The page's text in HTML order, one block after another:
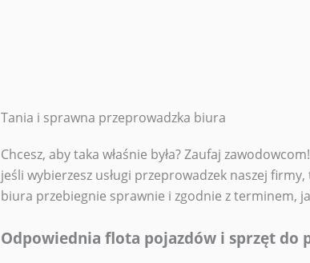
Tania i sprawna przeprowadzka biura
Chcesz, aby taka właśnie była? Zaufaj
jeśli wybierzesz usługi przeprowadzek naszej
biura przebiegnie sprawnie i zgodnie z terminem,
Odpowiednia flota pojazdów i sprzęt do